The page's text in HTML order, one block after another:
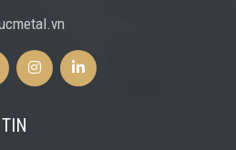
InstagramInstagram